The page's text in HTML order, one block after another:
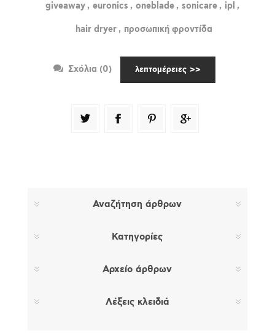
giveaway , euronics , oneblade , sonicare , ipl ,
hair dryer , προσωπική φροντίδα
Σχόλια (0) λεπτομέρειες
Αναζήτηση άρθρων
Κατηγορίες
Αρχείο άρθρων
Λέξεις κλειδιά